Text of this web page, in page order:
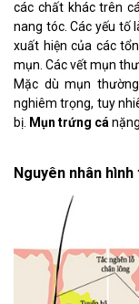
các chất khác trên
nang tóc. Các yếu tố
xuất hiện của các
mụn. Các vết mụn
Mặc dù mụn
nghiêm trọng, tuy
bị. Mụn trứng cá
Nguyên nhân